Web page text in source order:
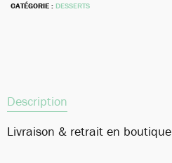
CATÉGORIE : DESSERTS
Description
Livraison & retrait en boutique